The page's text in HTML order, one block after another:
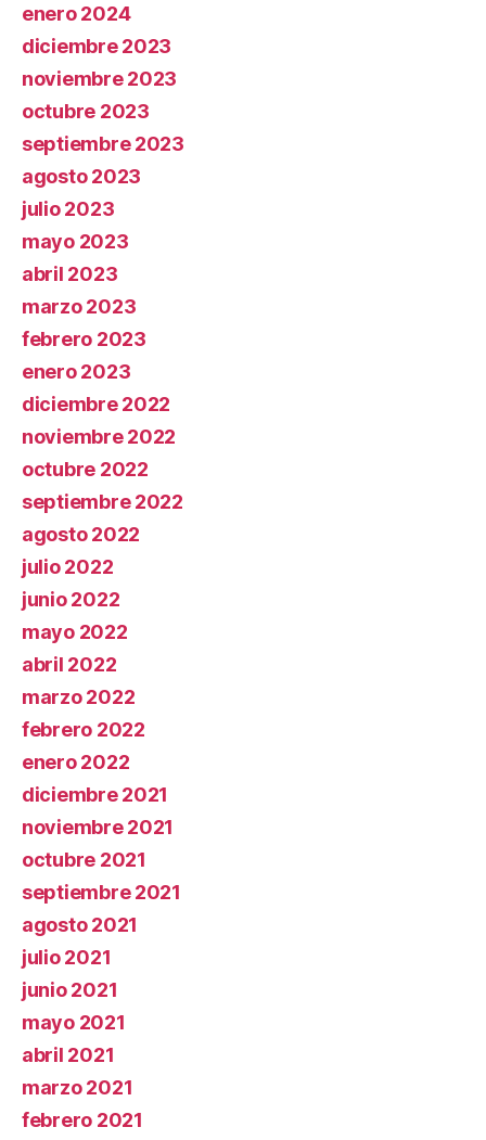
enero 2024
diciembre 2023
noviembre 2023
octubre 2023
septiembre 2023
agosto 2023
julio 2023
mayo 2023
abril 2023
marzo 2023
febrero 2023
enero 2023
diciembre 2022
noviembre 2022
octubre 2022
septiembre 2022
agosto 2022
julio 2022
junio 2022
mayo 2022
abril 2022
marzo 2022
febrero 2022
enero 2022
diciembre 2021
noviembre 2021
octubre 2021
septiembre 2021
agosto 2021
julio 2021
junio 2021
mayo 2021
abril 2021
marzo 2021
febrero 2021